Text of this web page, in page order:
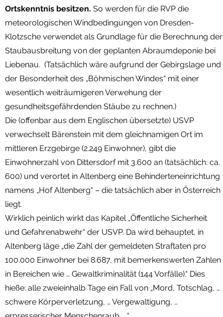
Ortskenntnis besitzen. So werden für die RVP die
meteorologischen Windbedingungen von Dresden-
Klotzsche verwendet als Grundlage für die Berechnung der
Staubausbreitung von der geplanten Abraumdeponie bei
Liebenau. (Tatsächlich wäre aufgrund der Gebirgslage und
der Besonderheit des „Böhmischen Windes“ mit einer
wesentlich weiträumigeren Verwehung der
gesundheitsgefährdenden Stäube zu rechnen.)
Die (offenbar aus dem Englischen übersetzte) USVP
verwechselt Bärenstein mit dem gleichnamigen Ort im
mittleren Erzgebirge (2.249 Einwohner), gibt die
Einwohnerzahl von Dittersdorf mit 3.600 an (tatsächlich: ca.
600) und verortet in Altenberg eine Behinderteneinrichtung
namens „Hof Altenberg“ – die tatsächlich aber in Österreich
liegt.
Wirklich peinlich wirkt das Kapitel „Öffentliche Sicherheit
und Gefahrenabwehr“ der USVP. Da wird behauptet, in
Altenberg läge „die Zahl der gemeldeten Straftaten pro
100.000 Einwohner bei 8.687, mit bemerkenswerten Zahlen
in Bereichen wie … Gewaltkriminalität (144 Vorfälle).“ Dies
hieße: alle zweieinhalb Tage ein Fall von „Mord, Totschlag, …
schwere Körperverletzung, … Vergewaltigung, …